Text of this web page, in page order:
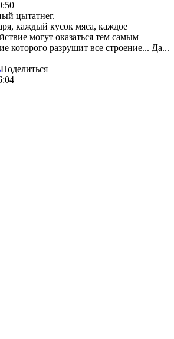
цытатнег.
каждый кусок мяса, каждое
могут оказаться тем самым
которого разрушит все строение... Да...
Поделиться